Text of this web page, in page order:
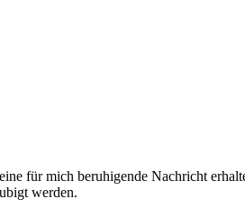
für mich beruhigende Nachricht
werden.